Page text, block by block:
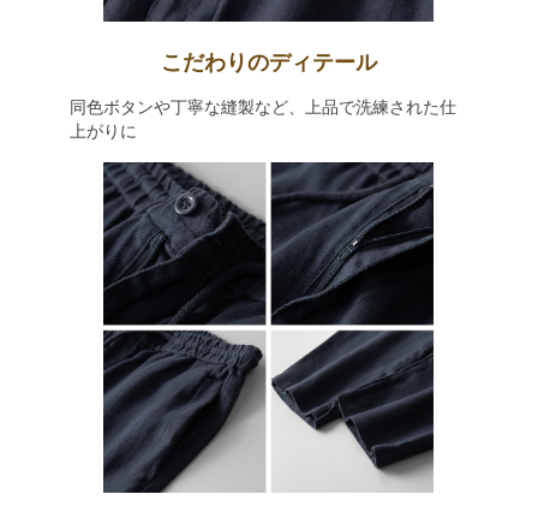
こだわりのディテール
同色ボタンや丁寧な縫製など、上品で洗練された仕
上がりに